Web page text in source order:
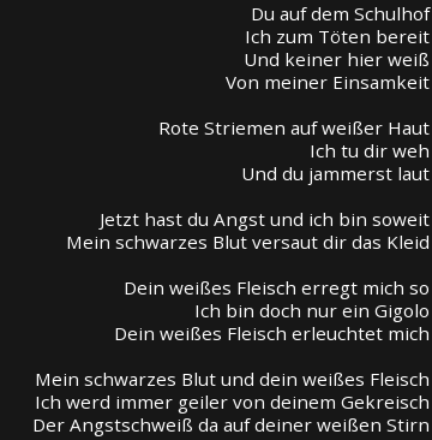
Du auf dem Schulhof
Ich zum Töten bereit
Und keiner hier weiß
Von meiner Einsamkeit
Rote Striemen auf weißer Haut
Ich tu dir weh
Und du jammerst laut
Jetzt hast du Angst und ich bin soweit
Mein schwarzes Blut versaut dir das Kleid
Dein weißes Fleisch erregt mich so
Ich bin doch nur ein Gigolo
Dein weißes Fleisch erleuchtet mich
Mein schwarzes Blut und dein weißes Fleisch
Ich werd immer geiler von deinem Gekreisch
Der Angstschweiß da auf deiner weißen Stirn